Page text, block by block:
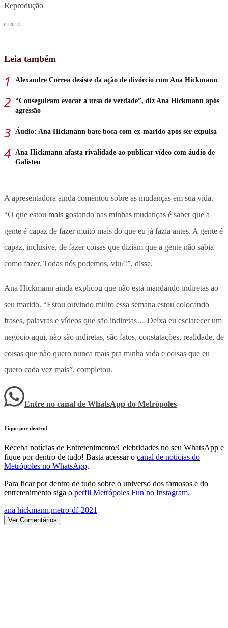
Reprodução
Leia também
Alexandre Correa desiste da ação de divórcio com Ana Hickmann
“Conseguiram evocar a ursa de verdade”, diz Ana Hickmann após
agressão
Áudio: Ana Hickmann bate boca com ex-marido após ser expulsa
Ana Hickmann afasta rivalidade ao publicar vídeo com áudio de
Galisteu
A apresentadora ainda comentou sobre as mudanças em sua vida.
“O que estou mais gostando nas minhas mudanças é saber que a
gente é capaz de fazer muito mais do que eu já fazia antes. A gente é
capaz, inclusive, de fazer coisas que diziam que a gente não sabia
como fazer. Todas nós podemos, viu?!”, disse.
Ana Hickmann ainda explicou que não está mandando indiretas ao
seu marido. “Estou ouvindo muito essa semana estou colocando
frases, palavras e vídeos que são indiretas… Deixa eu esclarecer um
negócio aqui, não são indiretas, são fatos, constatações, realidade, de
coisas que não quero nunca mais pra minha vida e coisas que eu
quero cada vez mais”, completou.
Entre no canal de WhatsApp do Metrópoles
Fique por dentro!
Receba notícias de Entretenimento/Celebridades no seu WhatsApp e
fique por dentro de tudo! Basta acessar o canal de notícias do
Metrópoles no WhatsApp.
Para ficar por dentro de tudo sobre o universo dos famosos e do
entretenimento siga o perfil Metrópoles Fun no Instagram.
ana hickmann,metro-df-2021
Ver Comentários